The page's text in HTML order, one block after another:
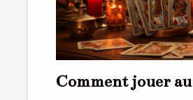
Comment jouer